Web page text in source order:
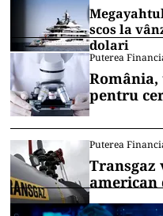
scos la
dolari
Puterea
România,
pentru
Puterea
american